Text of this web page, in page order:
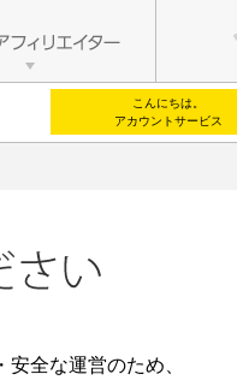
こんにちは。
アカウントサービス
全な運営のため、